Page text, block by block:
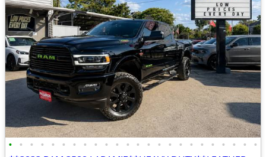
• • • • • • • • • • • • • • • • • • • • • • • •